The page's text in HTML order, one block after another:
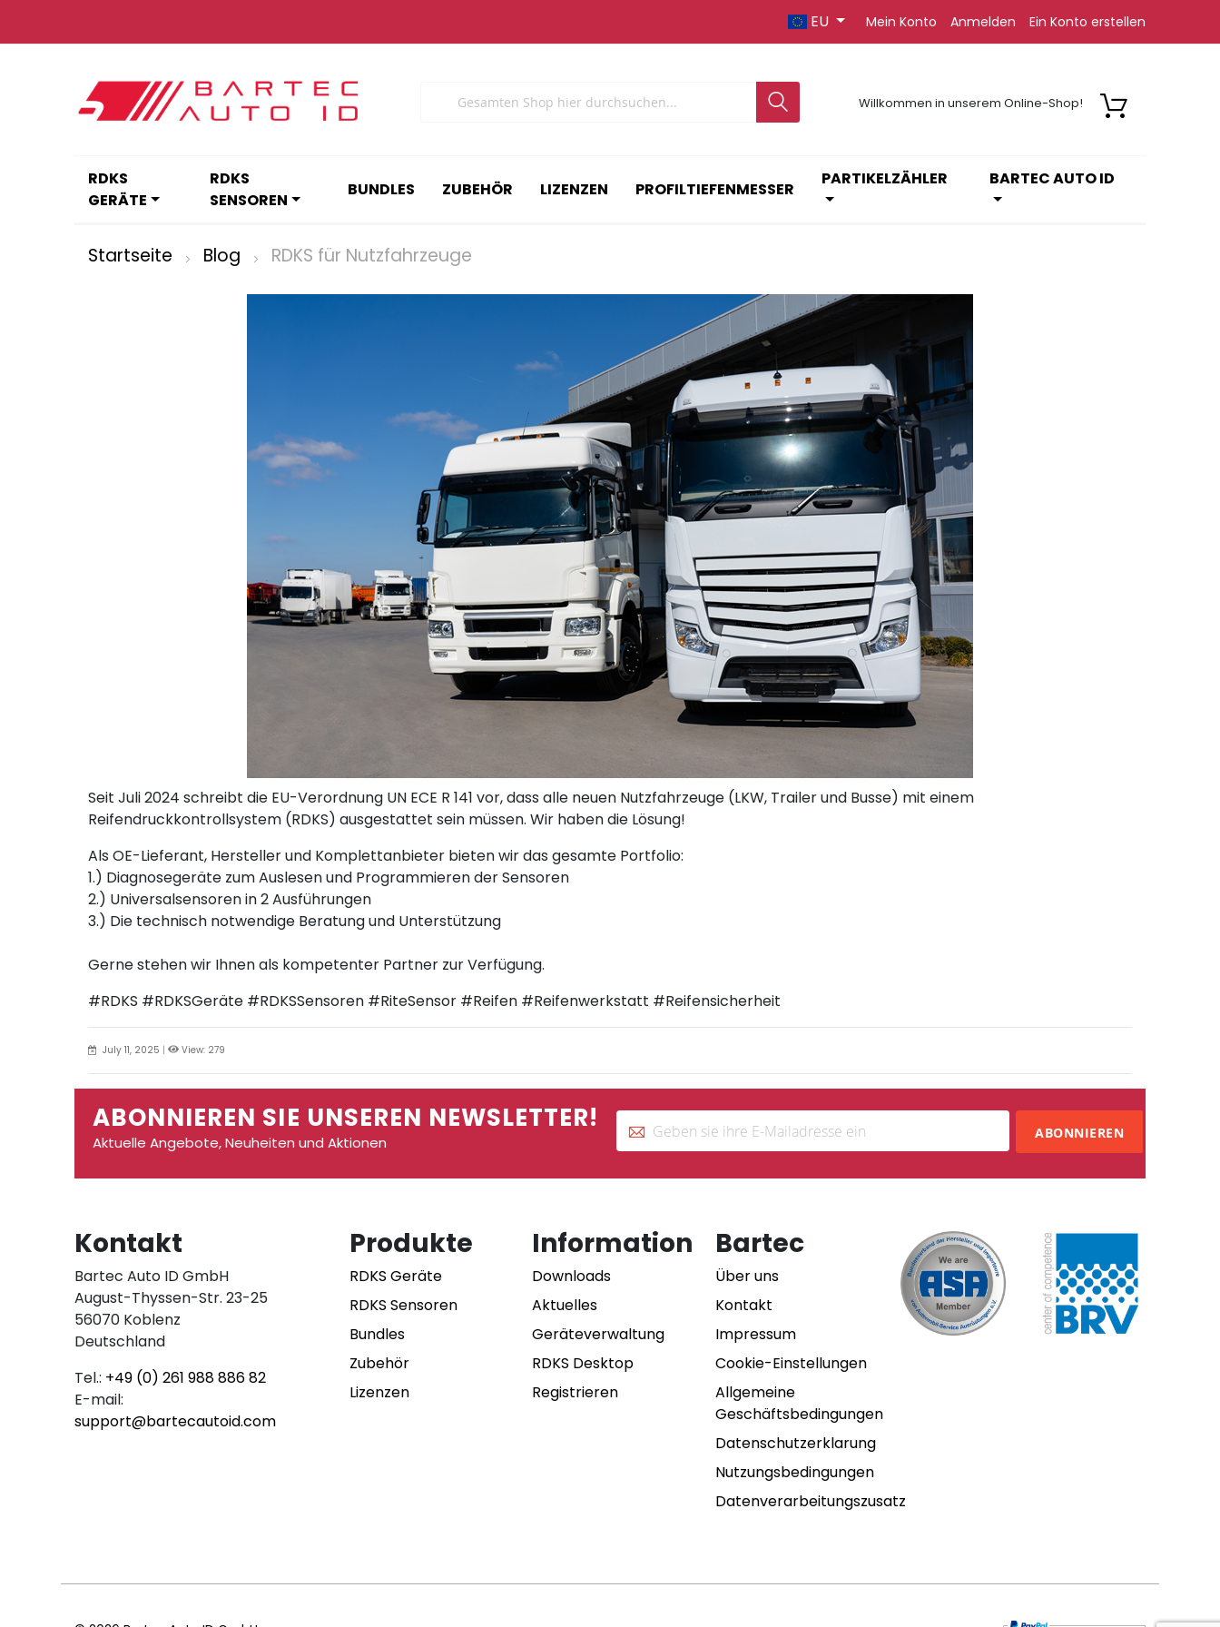
Mein Konto Anmelden Ein Konto erstellen
Inhalt
EU
Willkommen in unserem Online-Shop!
RDKS
GERÄTE
RDKS
SENSOREN
BUNDLES ZUBEHÖR LIZENZEN PROFILTIEFENMESSER
PARTIKELZÄHLER BARTEC AUTO ID
Startseite Blog RDKS für Nutzfahrzeuge
Seit Juli 2024 schreibt die EU-Verordnung UN ECE R 141 vor, dass alle neuen Nutzfahrzeuge (LKW, Trailer und Busse) mit einem
Reifendruckkontrollsystem (RDKS) ausgestattet sein müssen. Wir haben die Lösung!
Als OE-Lieferant, Hersteller und Komplettanbieter bieten wir das gesamte Portfolio:
1.) Diagnosegeräte zum Auslesen und Programmieren der Sensoren
2.) Universalsensoren in 2 Ausführungen
3.) Die technisch notwendige Beratung und Unterstützung
Gerne stehen wir Ihnen als kompetenter Partner zur Verfügung.
#RDKS #RDKSGeräte #RDKSSensoren #RiteSensor #Reifen #Reifenwerkstatt #Reifensicherheit
July 11, 2025 | View: 279
ABONNIEREN SIE UNSEREN NEWSLETTER!
Aktuelle Angebote, Neuheiten und Aktionen
ABONNIEREN
Kontakt
Bartec Auto ID GmbH
August-Thyssen-Str. 23-25
56070 Koblenz
Deutschland
Tel.: +49 (0) 261 988 886 82
E-mail:
support@bartecautoid.com
Produkte
RDKS Geräte
RDKS Sensoren
Bundles
Zubehör
Lizenzen
Information
Downloads
Aktuelles
Geräteverwaltung
RDKS Desktop
Registrieren
Bartec
Über uns
Kontakt
Impressum
Cookie-Einstellungen
Allgemeine
Geschäftsbedingungen
Datenschutzerklarung
Nutzungsbedingungen
Datenverarbeitungszusatz